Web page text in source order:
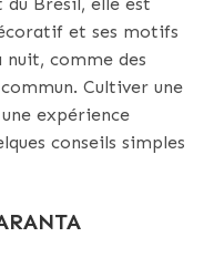
et ses motifs
nuit, comme des
Cultiver une
expérience
conseils simples